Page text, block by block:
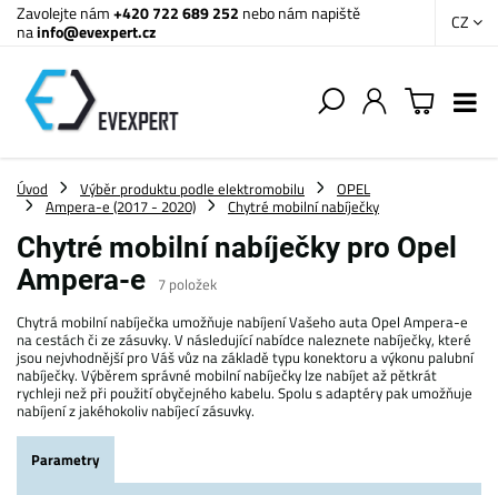
Zavolejte nám+420 722 689 252 nebo nám napiště
nainfo@evexpert.cz CZ
Úvod Výběr produktu podle elektromobilu
OPEL
Ampera-e (2017 - 2020)
Chytré mobilní nabíječky
Chytré mobilní nabíječky pro Opel
Ampera-e 7 položek
Chytrá mobilní nabíječka umožňuje nabíjení Vašeho auta Opel Ampera-e
na cestách či ze zásuvky. V následující nabídce naleznete nabíječky, které
jsou nejvhodnější pro Váš vůz na základě typu konektoru a výkonu palubní
nabíječky. Výběrem správné mobilní nabíječky lze nabíjet až pětkrát
rychleji než při použití obyčejného kabelu. Spolu s adaptéry pak umožňuje
nabíjení z jakéhokoliv nabíjecí zásuvky.
Parametry